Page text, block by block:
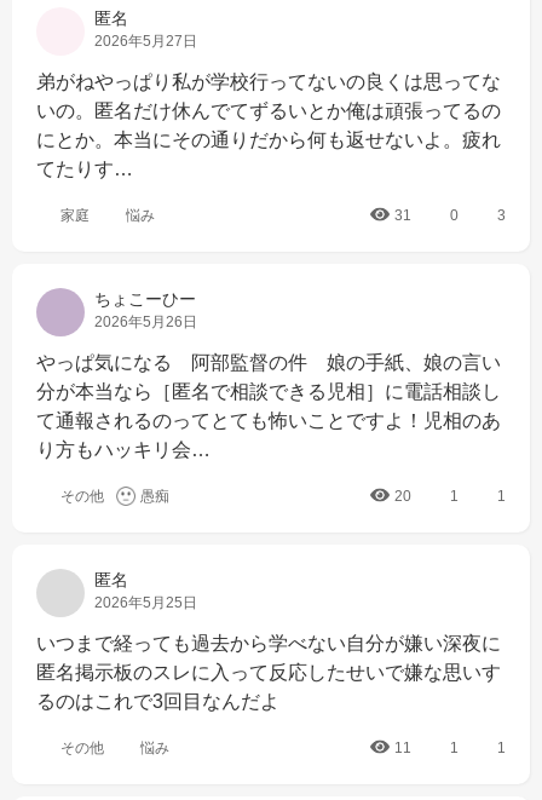
匿名
2026年5月27日
弟がねやっぱり私が学校行ってないの良くは思ってな
いの。匿名だけ休んでてずるいとか俺は頑張ってるの
にとか。本当にその通りだから何も返せないよ。疲れ
てたりす…
家庭 悩み 31 0 3
ちょこーひー
2026年5月26日
やっぱ気になる　阿部監督の件　娘の手紙、娘の言い
分が本当なら［匿名で相談できる児相］に電話相談し
て通報されるのってとても怖いことですよ！児相のあ
り方もハッキリ会…
その他 愚痴 20 1 1
匿名
2026年5月25日
いつまで経っても過去から学べない自分が嫌い深夜に
匿名掲示板のスレに入って反応したせいで嫌な思いす
るのはこれで3回目なんだよ
その他 悩み 11 1 1